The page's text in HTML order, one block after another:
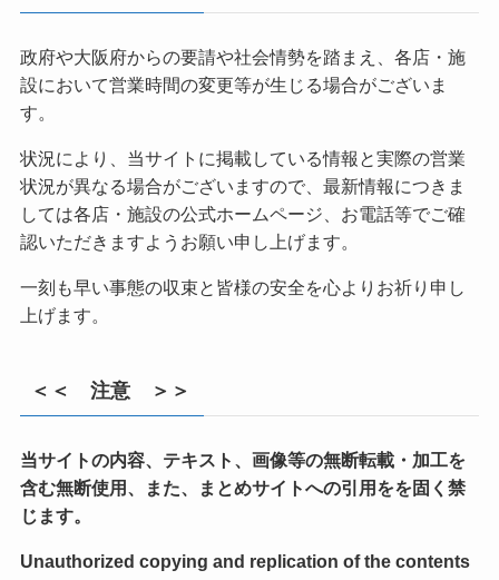
政府や大阪府からの要請や社会情勢を踏まえ、各店・施
設において営業時間の変更等が生じる場合がございま
す。
状況により、当サイトに掲載している情報と実際の営業
状況が異なる場合がございますので、最新情報につきま
しては各店・施設の公式ホームページ、お電話等でご確
認いただきますようお願い申し上げます。
一刻も早い事態の収束と皆様の安全を心よりお祈り申し
上げます。
＜＜ 注意 ＞＞
当サイトの内容、テキスト、画像等の無断転載・加工を
含む無断使用、また、まとめサイトへの引用をを固く禁
じます。
Unauthorized copying and replication of the contents